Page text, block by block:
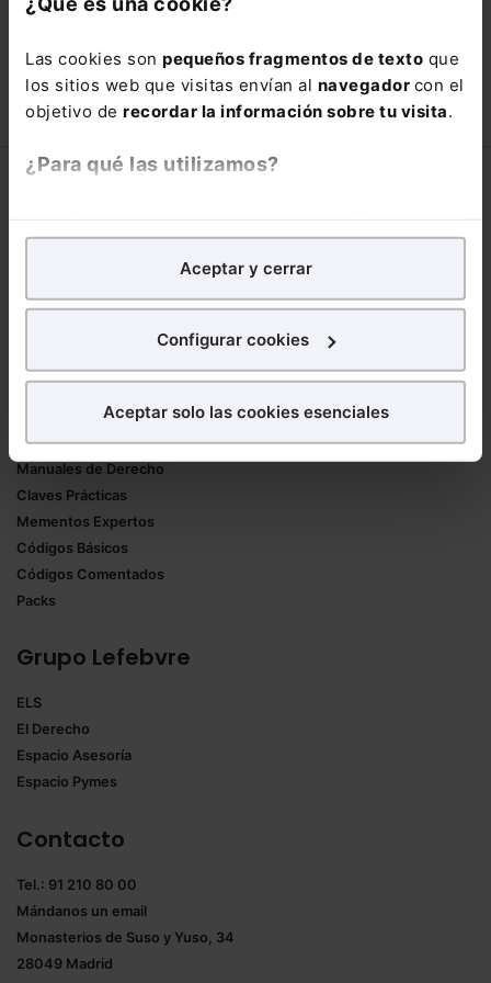
Las cookies son pequeños fragmentos de texto que
los sitios web que visitas envían al navegador con el
objetivo de recordar la información sobre tu visita.
¿Para qué las utilizamos?
analíticospara tratar demejorar tu experienciaen
nuestra página web. También con fines publicitarios,
para poder mostrarte publicidad y contenidos de tu
¿Qué puedes hacer?
experiencia en la web sea óptima
También puedes
seleccionar solo aquellas que quieras permitir en tu
navegador. Si no seleccionas ninguna utilizaremos
Saber más acerca de las cookies
Aceptar y cerrar
Configurar cookies
Aceptar solo las cookies esenciales
COMPRAR
Lefebvre
Librerías asociadas
Productos
Formularios Jurídicos
Manuales de Derecho
Claves Prácticas
Mementos Expertos
Códigos Básicos
Códigos Comentados
Packs
Grupo Lefebvre
ELS
El Derecho
Espacio Asesoría
Espacio Pymes
Contacto
Tel.: 91 210 80 00
Mándanos un email
Monasterios de Suso y Yuso, 34
28049 Madrid